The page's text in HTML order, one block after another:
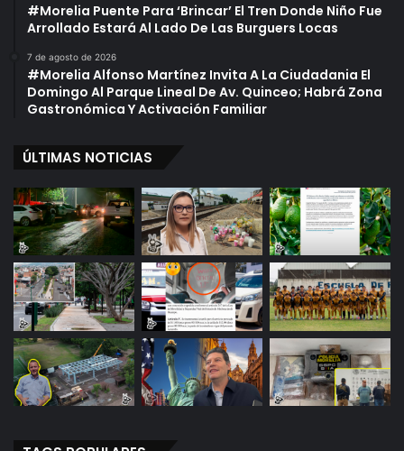
#Morelia Puente Para ‘Brincar’ El Tren Donde Niño Fue
Arrollado Estará Al Lado De Las Burguers Locas
7 de agosto de 2026
#Morelia Alfonso Martínez Invita A La Ciudadania El
Domingo Al Parque Lineal De Av. Quinceo; Habrá Zona
Gastronómica Y Activación Familiar
ÚLTIMAS NOTICIAS